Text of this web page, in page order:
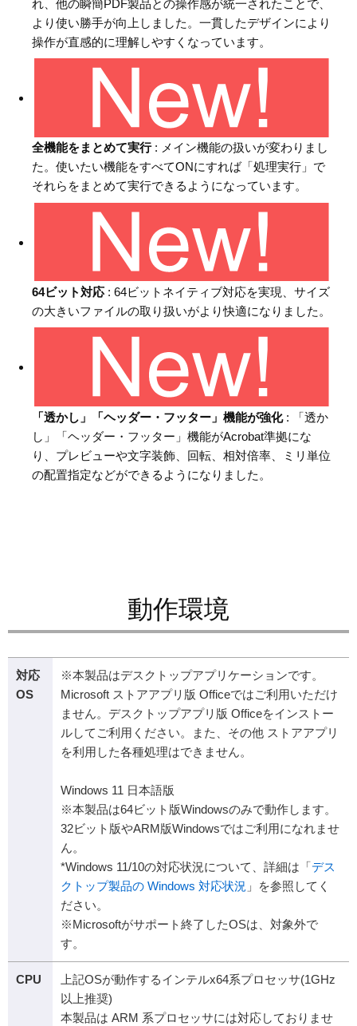
れ、他の瞬簡PDF製品との操作感が統一されたことで、
より使い勝手が向上しました。一貫したデザインにより
操作が直感的に理解しやすくなっています。
全機能をまとめて実行: メイン機能の扱いが変わりまし
た。使いたい機能をすべてONにすれば「処理実行」で
それらをまとめて実行できるようになっています。
64ビット対応: 64ビットネイティブ対応を実現、サイズ
の大きいファイルの取り扱いがより快適になりました。
「透かし」「ヘッダー・フッター」機能が強化: 「透か
し」「ヘッダー・フッター」機能がAcrobat準拠にな
り、プレビューや文字装飾、回転、相対倍率、ミリ単位
の配置指定などができるようになりました。
動作環境
対応
OS
※本製品はデスクトップアプリケーションです。
Microsoft ストアアプリ版 Officeではご利用いただけ
ません。デスクトップアプリ版 Officeをインストー
ルしてご利用ください。また、その他 ストアアプリ
を利用した各種処理はできません。
Windows 11 日本語版
※本製品は64ビット版Windowsのみで動作します。
32ビット版やARM版Windowsではご利用になれませ
ん。
*Windows 11/10の対応状況について、詳細は「デス
クトップ製品の Windows 対応状況 」を参照してく
ださい。
※Microsoftがサポート終了したOSは、対象外で
す。
CPU
上記OSが動作するインテルx64系プロセッサ(1GHz
以上推奨)
本製品は ARM 系プロセッサには対応しておりませ